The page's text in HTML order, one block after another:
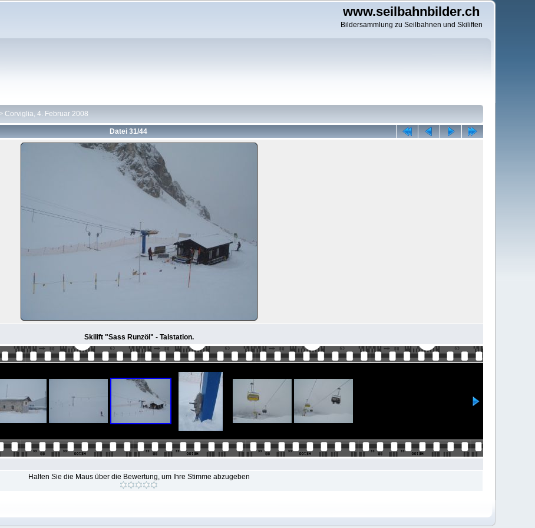
www.seilbahnbilder.ch
Bildersammlung zu Seilbahnen und Skiliften
Corviglia, 4. Februar 2008
Datei 31/44
Skilift "Sass Runzöl" - Talstation.
Halten Sie die Maus über die Bewertung, um Ihre Stimme abzugeben